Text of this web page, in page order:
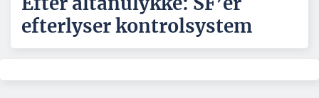
efterlyser kontrolsystem